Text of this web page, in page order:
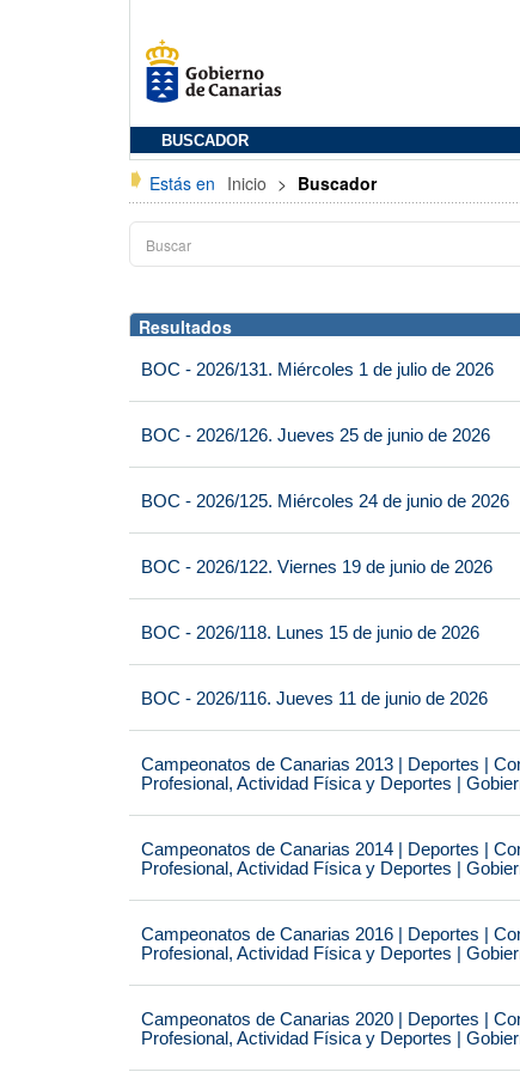
BUSCADOR
Estás en Inicio > Buscador
Resultados
BOC - 2026/131. Miércoles 1 de julio de 2026
BOC - 2026/126. Jueves 25 de junio de 2026
BOC - 2026/125. Miércoles 24 de junio de 2026
BOC - 2026/122. Viernes 19 de junio de 2026
BOC - 2026/118. Lunes 15 de junio de 2026
BOC - 2026/116. Jueves 11 de junio de 2026
Campeonatos de Canarias 2013 | Deportes |
Profesional, Actividad Física y Deportes |
Campeonatos de Canarias 2014 | Deportes |
Profesional, Actividad Física y Deportes |
Campeonatos de Canarias 2016 | Deportes |
Profesional, Actividad Física y Deportes |
Campeonatos de Canarias 2020 | Deportes |
Profesional, Actividad Física y Deportes |